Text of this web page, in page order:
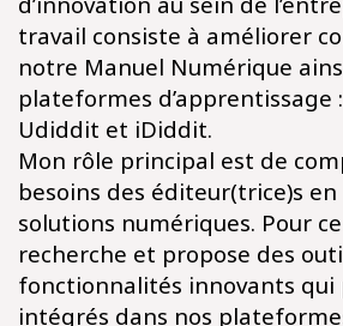
travail consiste à améliorer
notre Manuel Numérique
plateformes d’apprentissage
Udiddit et iDiddit.​
Mon rôle principal est de
besoins des éditeur(trice)s
solutions numériques. Pour
recherche et propose des
fonctionnalités innovants qui
intégrés dans nos